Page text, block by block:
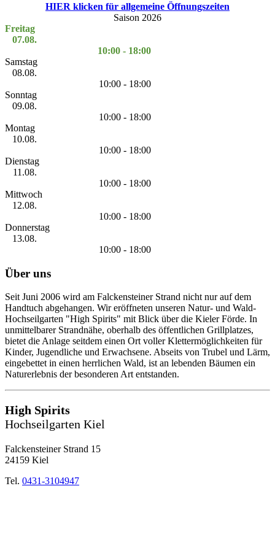
HIER klicken für allgemeine Öffnungszeiten
Saison 2026
Freitag
07.08.
10:00 - 18:00
Samstag
08.08.
10:00 - 18:00
Sonntag
09.08.
10:00 - 18:00
Montag
10.08.
10:00 - 18:00
Dienstag
11.08.
10:00 - 18:00
Mittwoch
12.08.
10:00 - 18:00
Donnerstag
13.08.
10:00 - 18:00
Über uns
Seit Juni 2006 wird am Falckensteiner Strand nicht nur auf dem
Handtuch abgehangen. Wir eröffneten unseren Natur- und Wald-
Hochseilgarten "High Spirits" mit Blick über die Kieler Förde. In
unmittelbarer Strandnähe, oberhalb des öffentlichen Grillplatzes,
bietet die Anlage seitdem einen Ort voller Klettermöglichkeiten für
Kinder, Jugendliche und Erwachsene. Abseits von Trubel und Lärm,
eingebettet in einen herrlichen Wald, ist an lebenden Bäumen ein
Naturerlebnis der besonderen Art entstanden.
High Spirits
Hochseilgarten Kiel
Falckensteiner Strand 15
24159 Kiel
Tel. 0431-3104947